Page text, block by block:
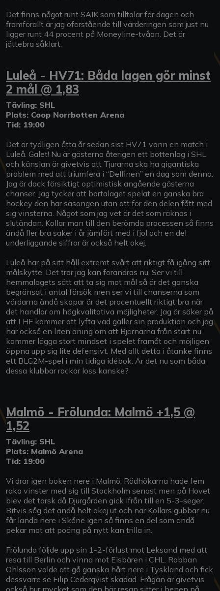
Det finns något runt SAIK som tilltalar för dagen och
framförallt är jag oförstående till värderingen som just nu
ligger runt 44 procent på Moneyline-tvåan. Det är
jättebra såklart.
Luleå - HV71: Båda lagen gör minst
2 mål @ 1,83
Tävling: SHL
Plats: Coop Norrbotten Arena
Tid: 19:00
Det är tydligen åtta år sedan sist HV71 vann en match i
Luleå. Galet! Nu är gästerna återigen ett bottenlag i SHL
och känslan är givetvis att Tjurarna ska ha gigantiska
problem med att triumfera i “Delfinen” en dag som denna.
Jag är dock försiktigt optimistisk angående gästerna
chanser. Jag tycker att bortalaget spelat en ganska bra
hockey den här säsongen utan att för den delen fått med
sig vinsterna. Något som jag vet är det som räknas i
slutändan. Kollar man till den berömda processen så finns
ändå fler bra saker i år jämfört med i fjol och en del
underliggande siffror är också helt okej.
Luleå har på sitt håll extremt svårt att riktigt få igång sitt
målskytte. Det tror jag kan förändras nu. Ser vi till
hemmalagets sätt att ta sig mot mål så är det ganska
begränsat i antal försök men ser vi till chanserna som
värdarna ändå skapar är det procentuellt riktigt bra när
det handlar om högkvalitativa möjligheter. Jag är säker på
att LHF kommer att lyfta vad gäller sin produktion och jag
har också en liten aning om att Björnarna från start nu
kommer lägga stort mindset i spelet framåt och möjligen
öppna upp sig lite defensivt. Med allt detta i åtanke finns
ett BLG2M-spel i min tidiga idébok. Är det nu som båda
dessa klubbar rockar loss kanske?
Malmö - Frölunda: Malmö +1,5 @
1,52
Tävling: SHL
Plats: Malmö Arena
Tid: 19:00
Vi drar igen boken nere i Malmö. Rödhökarna hade fem
raka vinster med sig till Stockholm senast men på Hovet
blev det torsk då Djurgården gick ifrån till en 5-3-seger.
Bitvis såg det ändå helt okej ut och när Kollars gubbar nu
får landa nere i Skåne igen så finns en del som ändå
pekar mot att poäng på nytt kan trilla in.
Frölunda följde upp sin 1-2-förlust mot Leksand med att
resa till Berlin och vinna mot Eisbären i CHL. Robban
Ohlsson valde att gå ganska hårt nere i Tyskland och fick
dessvärre se Filip Cederqvist skadad. Frågan är givetvis
också hur mycket som den här resan sitter i benen på